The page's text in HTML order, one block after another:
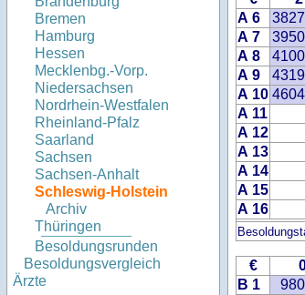
Bremen
Hamburg
Hessen
Mecklenbg.-Vorp.
Niedersachsen
Nordrhein-Westfalen
Rheinland-Pfalz
Saarland
Sachsen
Sachsen-Anhalt
Schleswig-Holstein
Archiv
Thüringen
Besoldungsrunden
Besoldungsvergleich
Ärzte
A 6
A 7
A 8
A 9
A 10
A 11
A 12
A 13
A 14
A 15
A 16
€
B 1